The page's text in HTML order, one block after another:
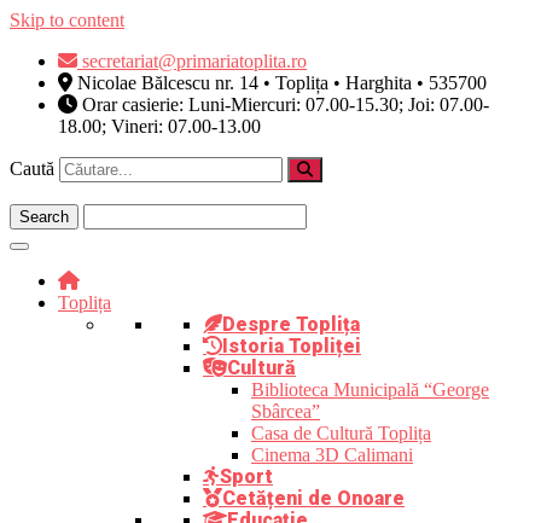
Skip to content
secretariat@primariatoplita.ro
Nicolae Bălcescu nr. 14 • Toplița • Harghita • 535700
Orar casierie: Luni-Miercuri: 07.00-15.30; Joi: 07.00-
18.00; Vineri: 07.00-13.00
Caută
Toplița
Despre Toplița
Istoria Topliței
Cultură
Biblioteca Municipală “George
Sbârcea”
Casa de Cultură Toplița
Cinema 3D Calimani
Sport
Cetățeni de Onoare